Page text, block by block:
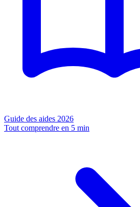
Guide des aides 2026
Tout comprendre en 5 min